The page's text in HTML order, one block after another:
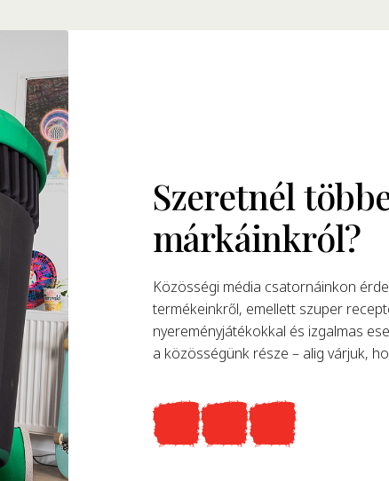
Szeretnél
márkáinkról?
Közösségi média csatornáinkon
termékeinkről, emellett szuper
nyereményjátékokkal és izgalmas
a közösségünk része – alig várjuk,